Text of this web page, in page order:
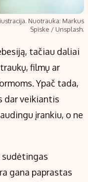
Nuotrauka: Markus
Spiske / Unsplash.
tačiau daliai
filmų ar
Ypač tada,
dar veikiantis
įrankiu, o ne
sudėtingas
gana paprastas